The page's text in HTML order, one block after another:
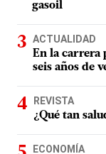
gasoil
ACTUALIDAD
En la carrera
seis años de
REVISTA
¿Qué tan
ECONOMÍA